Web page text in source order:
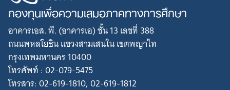
กองทุนเพื่อความเสมอภาคทางการศึกษา
อาคารเอส. พี. (อาคารเอ) ชั้น 13 เลขที่ 388
ถนนพหลโยธิน แขวงสามเสนใน เขตพญาไท
กรุงเทพมหานคร 10400
โทรศัพท์ : 02-079-5475
โทรสาร: 02-619-1810, 02-619-1812